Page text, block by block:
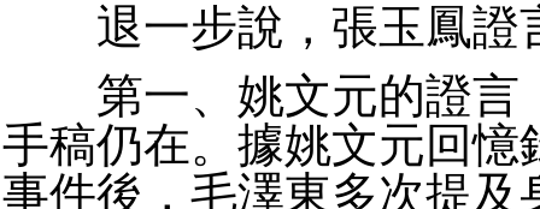
退一步說，張玉鳳證
第一、姚文元的證言
手稿仍在。據姚文元回憶
事件後，毛澤東多次提及